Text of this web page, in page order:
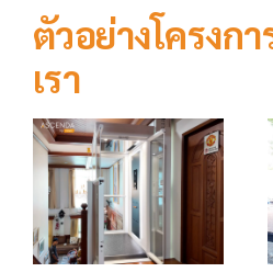
ตัวอย่างโครงก
เรา